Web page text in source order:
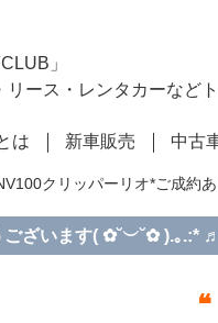
」
ース・レンタカーなど
は 新車販売 中古
クリッパーリオ*ご成約
ざいます( ✿˘︶˘✿ ).｡.:*